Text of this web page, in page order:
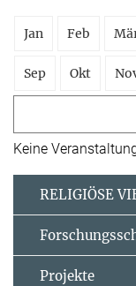
Jan Feb
Sep Okt
Keine
RELIGIÖSE
Projekte